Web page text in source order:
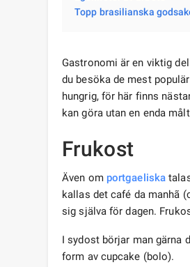
Topp brasilianska
Gastronomi är en viktig
du besöka de mest
hungrig, för här finns
kan göra utan en enda
Frukost
Även om portgaeliska
kallas det café da manhã
sig själva för dagen.
I sydost börjar man gärna
form av cupcake (bolo).